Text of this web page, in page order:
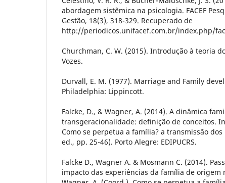
abordagem sistêmica na psicologia. FACEF
Gestão, 18(3), 318-329. Recuperado de
http://periodicos.unifacef.com.br/index.php/
Churchman, C. W. (2015). Introdução à teoria
Vozes.
Durvall, E. M. (1977). Marriage and Family
Philadelphia: Lippincott.
Falcke, D., & Wagner, A. (2014). A dinâmica
transgeracionalidade: definição de conceitos.
Como se perpetua a família? a transmissão
ed., pp. 25-46). Porto Alegre: EDIPUCRS.
Falcke D., Wagner A. & Mosmann C. (2014).
impacto das experiências da família de origem